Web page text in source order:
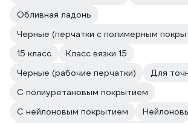
Обливная ладонь
Черные (перчатки с полимерным
15 класс
Класс вязки 15
Черные (рабочие перчатки)
Для
С полиуретановым покрытием
С нейлоновым покрытием